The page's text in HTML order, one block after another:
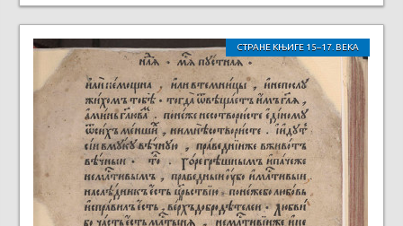
СТРАНЕ КЊИГЕ 15–17. ВЕКА